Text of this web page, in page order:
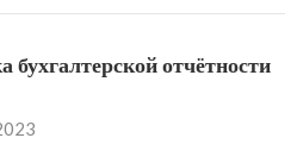
бухгалтерской отчётности